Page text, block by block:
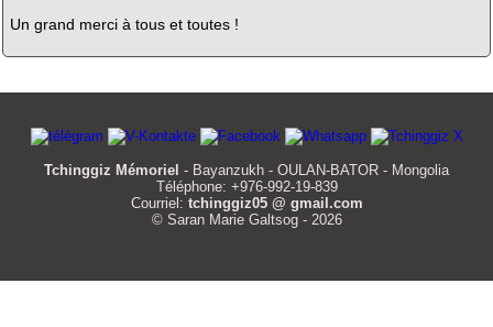
Un grand merci à tous et toutes !
Tchinggiz Mémoriel - Bayanzukh - OULAN-BATOR - Mongolia
Téléphone: +976-992-19-839
Courriel: tchinggiz05 @ gmail.com
© Saran Marie Galtsog - 2026